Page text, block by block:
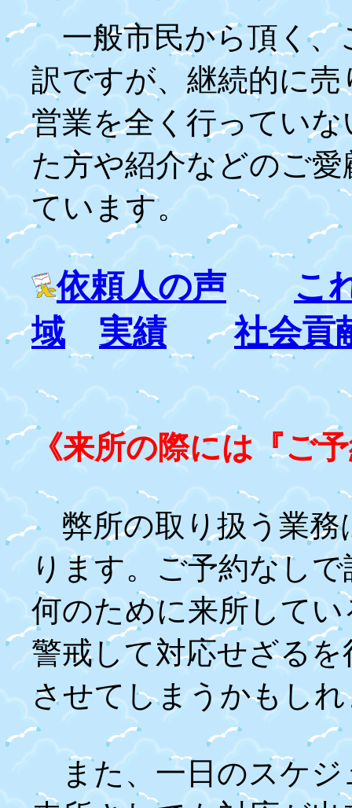
一般市民から頂く、
訳ですが、継続的に
営業を全く行ってい
た方や紹介などのご
ています。
依頼人の声
こ
域
実績 社会貢
《来所の際には『ご
弊所の取り扱う業務
ります。ご予約なし
何のために来所して
警戒して対応せざる
させてしまうかもし
また、一日のスケジ